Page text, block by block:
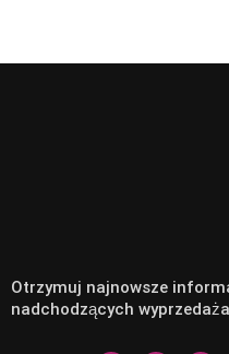
Otrzymuj najnowsze
nadchodzących